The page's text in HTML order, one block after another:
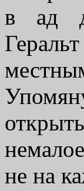
в ад
не на